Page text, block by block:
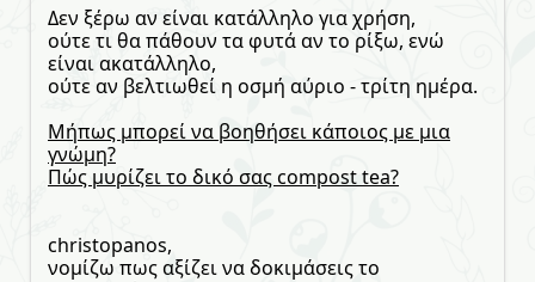
Δεν ξέρω αν είναι κατάλληλο για χρήση,
ούτε τι θα πάθουν τα φυτά αν το ρίξω, ενώ
είναι ακατάλληλο,
ούτε αν βελτιωθεί η οσμή αύριο - τρίτη ημέρα.
Μήπως μπορεί να βοηθήσει κάποιος με μια
γνώμη?
Πώς μυρίζει το δικό σας compost tea?
christopanos,
νομίζω πως αξίζει να δοκιμάσεις το